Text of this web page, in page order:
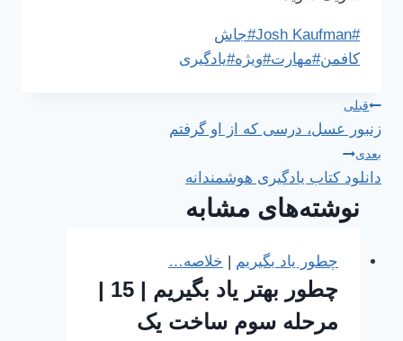
برچسب‌های
نوشته:
#
Josh Kaufman
#جاش
کافمن#مهارت#ویژه#یادگیری
راهبری
نوشته
قبلی
زنبور عسل، درسی که از او گرفتم
بعدی
دانلود کتاب یادگیری هوشمندانه
نوشته‌های مشابه
چطور یاد بگیریم | خلاصه…
چطور بهتر یاد بگیریم | 15 |
مرحله سوم ساخت یک